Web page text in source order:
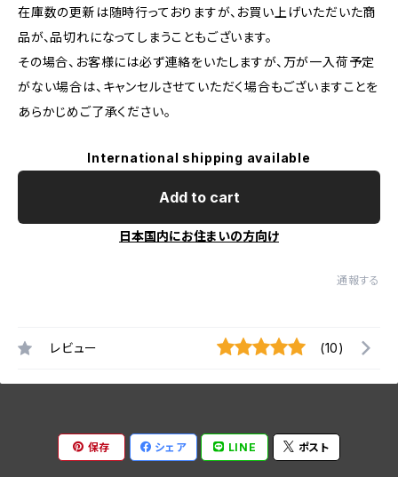
在庫数の更新は随時行っておりますが、お買い上げいただいた商
品が、品切れになってしまうこともございます。
その場合、お客様には必ず連絡をいたしますが、万が一入荷予定
がない場合は、キャンセルさせていただく場合もございますことを
あらかじめご了承ください。
International shipping available
Add to cart
日本国内にお住まいの方向け
通報する
レビュー (10)
保存 シェア LINE ポスト